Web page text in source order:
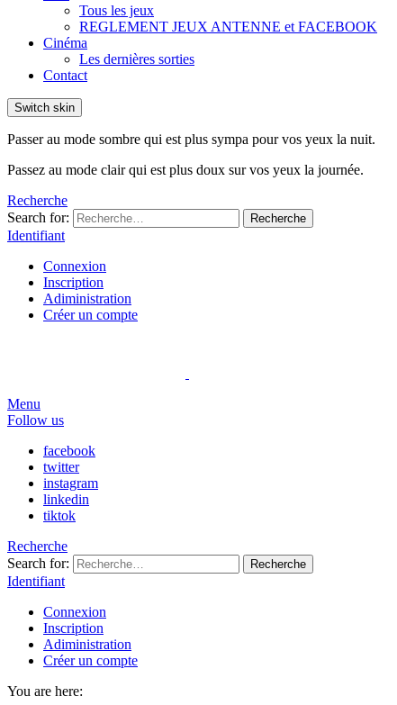
Tous les jeux
REGLEMENT JEUX ANTENNE et FACEBOOK
Cinéma
Les dernières sorties
Contact
Switch skin
Passer au mode sombre qui est plus sympa pour vos yeux la nuit.
Passez au mode clair qui est plus doux sur vos yeux la journée.
Recherche
Search for:
Recherche
Identifiant
Connexion
Inscription
Adiministration
Créer un compte
Menu
Follow us
facebook
twitter
instagram
linkedin
tiktok
Recherche
Search for:
Recherche
Identifiant
Connexion
Inscription
Adiministration
Créer un compte
You are here: